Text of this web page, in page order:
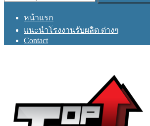
หน้าแรก
แนะนำโรงงานรับผลิต ต่างๆ
Contact